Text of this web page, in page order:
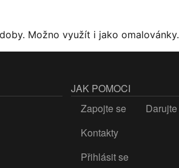
Možno využít i jako omalovánky.
JAK POMOCI
Zapojte se
Darujte
Kontakty
LOGIN
Přihlásit se